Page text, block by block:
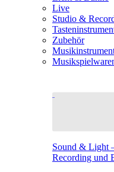
Live
Studio &
Zubehör
Sound & Light
Recording und